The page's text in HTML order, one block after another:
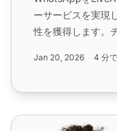
ーサービスを実現
性を獲得します。
日間トライアルを
Jan 20, 2026 4 分
Telegram